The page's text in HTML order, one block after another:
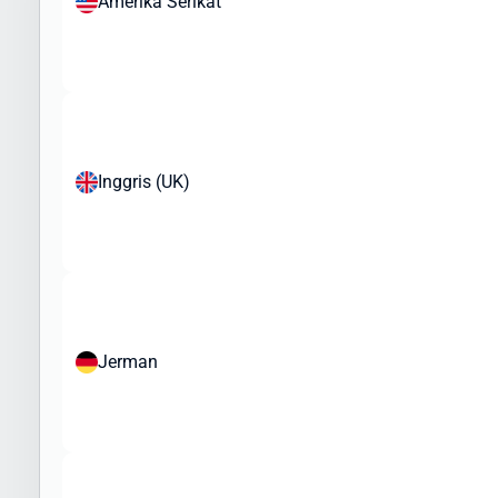
Sampel bisnis dan merchandise
Produk elektronik dengan nilai tinggi
Inggris (UK)
Jerman